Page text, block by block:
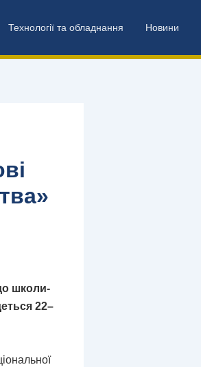
Технології та обладнання Новини
школи-
22–